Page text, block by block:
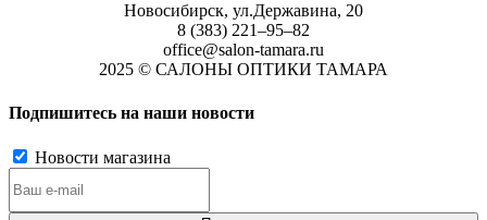
Новосибирск, ул.Державина, 20
8 (383) 221‒95‒82
office@salon-tamara.ru
2025 © САЛОНЫ ОПТИКИ ТАМАРА
Подпишитесь на наши новости
Новости магазина